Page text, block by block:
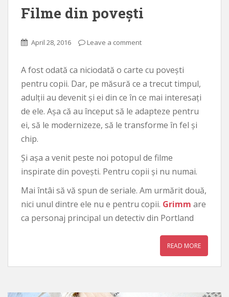
Filme din povești
April 28, 2016 Leave a comment
A fost odată ca niciodată o carte cu povești
pentru copii. Dar, pe măsură ce a trecut timpul,
adulții au devenit și ei din ce în ce mai interesați
de ele. Așa că au început să le adapteze pentru
ei, să le modernizeze, să le transforme în fel și
chip.
Și așa a venit peste noi potopul de filme
inspirate din povești. Pentru copii și nu numai.
Mai întâi să vă spun de seriale. Am urmărit două,
nici unul dintre ele nu e pentru copii. Grimm are
ca personaj principal un detectiv din Portland
READ MORE